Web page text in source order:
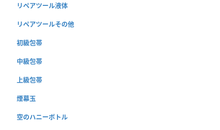
リペアツール液体
リペアツールその他
初級包帯
中級包帯
上級包帯
煙幕玉
空のハニーボトル